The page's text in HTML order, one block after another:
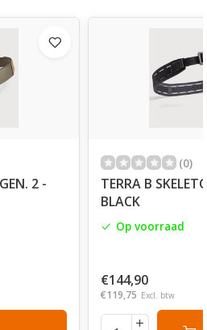
2 -
(0)
TERRA B
BLACK
Op voorraad
€144,90
€119,75 Excl. btw